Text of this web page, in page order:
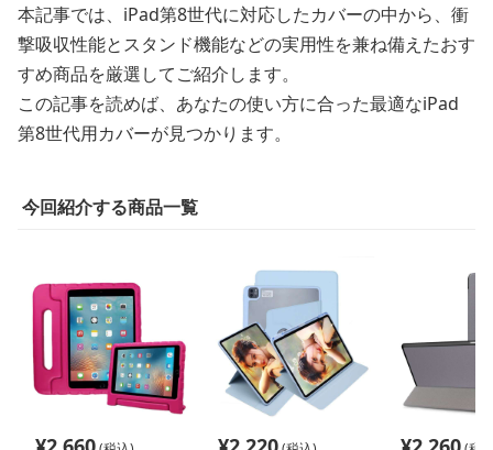
本記事では、iPad第8世代に対応したカバーの中から、衝
撃吸収性能とスタンド機能などの実用性を兼ね備えたおす
すめ商品を厳選してご紹介します。
この記事を読めば、あなたの使い方に合った最適なiPad
第8世代用カバーが見つかります。
今回紹介する商品一覧